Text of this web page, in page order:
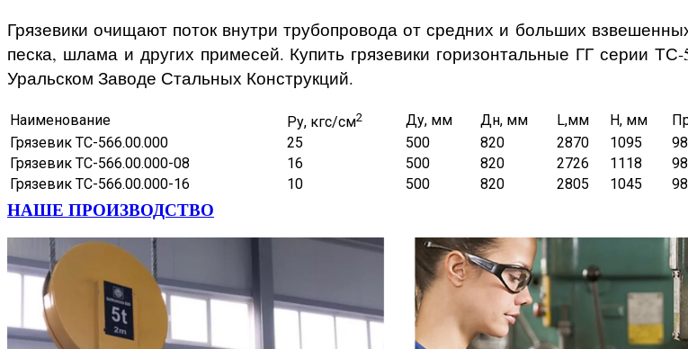
Грязевики очищают поток внутри трубопровода от средних и больших
песка, шлама и других примесей. Купить грязевики горизонтальные ГГ серии
Уральском Заводе Стальных Конструкций.
Наименование Ру, кгс/см2 Ду, мм Дн, мм L,мм H, мм
Грязевик ТС-566.00.000
25 500 820 2870 1095
Грязевик ТС-566.00.000-08
16 500 820 2726 1118
Грязевик ТС-566.00.000-16
10 500 820 2805 1045
НАШЕ ПРОИЗВОДСТВО